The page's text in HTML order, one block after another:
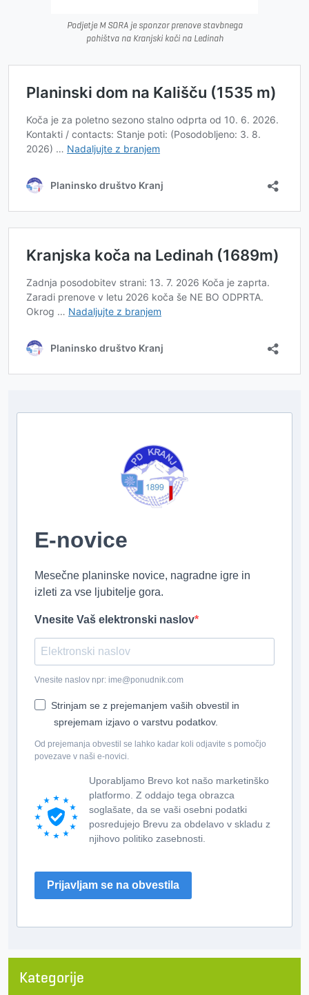
Podjetje M SORA je sponzor prenove stavbnega
pohištva na Kranjski koči na Ledinah
E-novice
Mesečne planinske novice, nagradne igre in
izleti za vse ljubitelje gora.
Vnesite Vaš elektronski naslov
Vnesite naslov npr: ime@ponudnik.com
Strinjam se z prejemanjem vaših obvestil in
sprejemam izjavo o varstvu podatkov.
Od prejemanja obvestil se lahko kadar koli odjavite s pomočjo
povezave v naši e-novici.
Uporabljamo Brevo kot našo marketinško
platformo. Z oddajo tega obrazca
soglašate, da se vaši osebni podatki
posredujejo Brevu za obdelavo v skladu z
njihovo politiko zasebnosti.
Prijavljam se na obvestila
Kategorije